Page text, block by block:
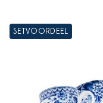
SETVOORDEEL